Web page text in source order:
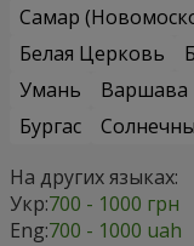
Самар
Белая Церковь
Умань
Варшава
Бургас
На других языках:
Укр:700 - 1000 грн
Eng:700 - 1000 uah